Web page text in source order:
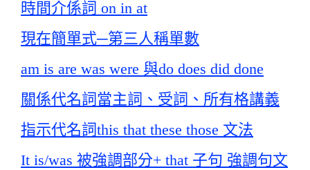
時間介係詞 on in at
現在簡單式─第三人稱單數
am is are was were 與do does did done
關係代名詞當主詞、受詞、所有格講義
指示代名詞this that these those 文法
It is/was 被強調部分+ that 子句 強調句文